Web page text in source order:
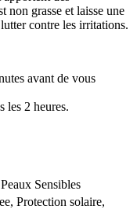
non grasse et laisse une
contre les irritations.
avant de vous
les 2 heures.
Sensibles
Protection solaire,